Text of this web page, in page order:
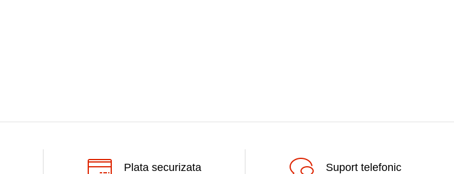
Plata securizata Suport telefonic